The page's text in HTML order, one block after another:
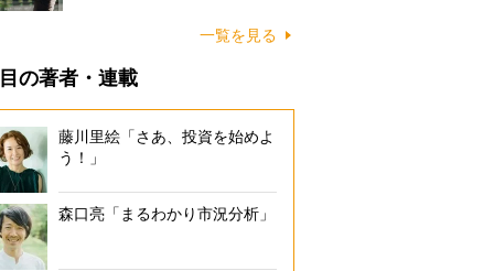
一覧を見る
の著者・連載
藤川里絵「さあ、投資を始めよ
う！」
森口亮「まるわかり市況分析」